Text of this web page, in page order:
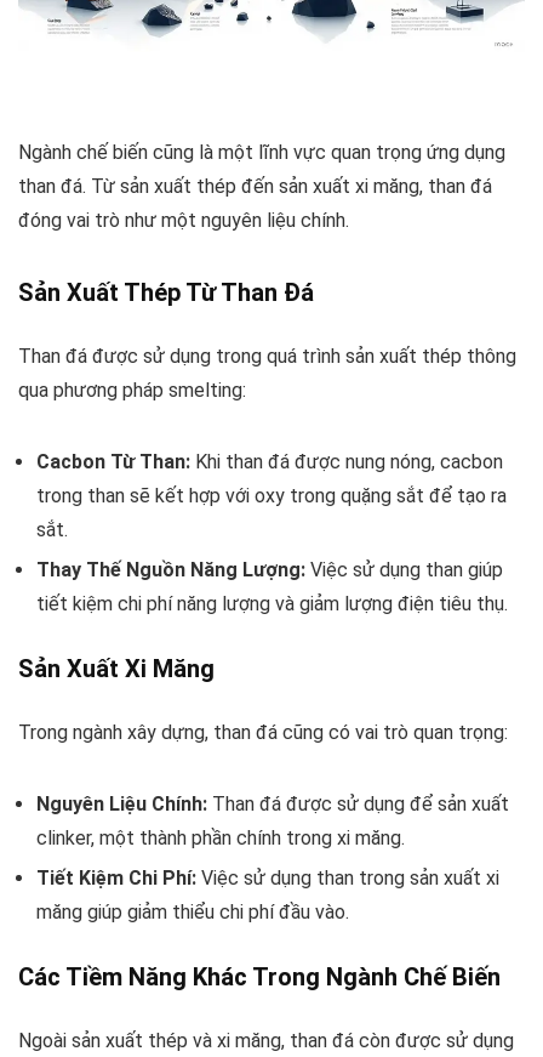
Ngành chế biến cũng là một lĩnh vực quan trọng ứng dụng
than đá. Từ sản xuất thép đến sản xuất xi măng, than đá
đóng vai trò như một nguyên liệu chính.
Sản Xuất Thép Từ Than Đá
Than đá được sử dụng trong quá trình sản xuất thép thông
qua phương pháp smelting:
Cacbon Từ Than: Khi than đá được nung nóng, cacbon
trong than sẽ kết hợp với oxy trong quặng sắt để tạo ra
sắt.
Thay Thế Nguồn Năng Lượng: Việc sử dụng than giúp
tiết kiệm chi phí năng lượng và giảm lượng điện tiêu thụ.
Sản Xuất Xi Măng
Trong ngành xây dựng, than đá cũng có vai trò quan trọng:
Nguyên Liệu Chính: Than đá được sử dụng để sản xuất
clinker, một thành phần chính trong xi măng.
Tiết Kiệm Chi Phí: Việc sử dụng than trong sản xuất xi
măng giúp giảm thiểu chi phí đầu vào.
Các Tiềm Năng Khác Trong Ngành Chế Biến
Ngoài sản xuất thép và xi măng, than đá còn được sử dụng